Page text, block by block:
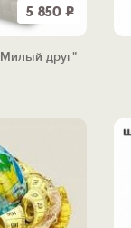
5 850Р
друг"